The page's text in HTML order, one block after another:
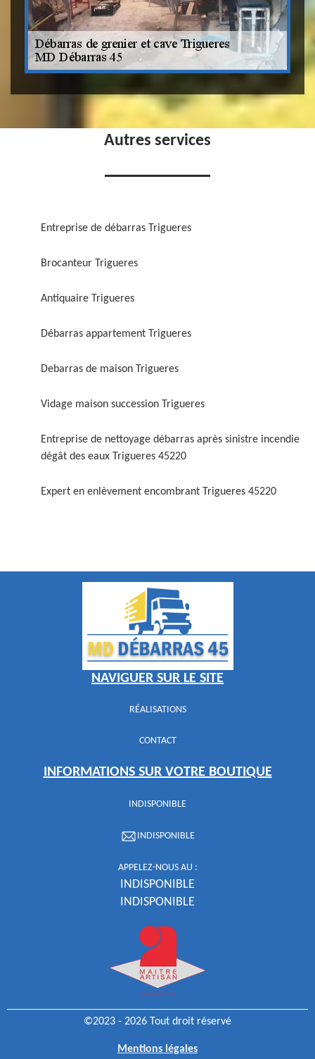
Autres services
Entreprise de débarras Trigueres
Brocanteur Trigueres
Antiquaire Trigueres
Débarras appartement Trigueres
Debarras de maison Trigueres
Vidage maison succession Trigueres
Entreprise de nettoyage débarras après sinistre incendie
dégât des eaux Trigueres 45220
Expert en enlèvement encombrant Trigueres 45220
NAVIGUER SUR LE SITE
RÉALISATIONS
CONTACT
INFORMATIONS SUR VOTRE BOUTIQUE
INDISPONIBLE
INDISPONIBLE
APPELEZ-NOUS AU :
INDISPONIBLE
INDISPONIBLE
©2023 - 2026 Tout droit réservé
Mentions légales